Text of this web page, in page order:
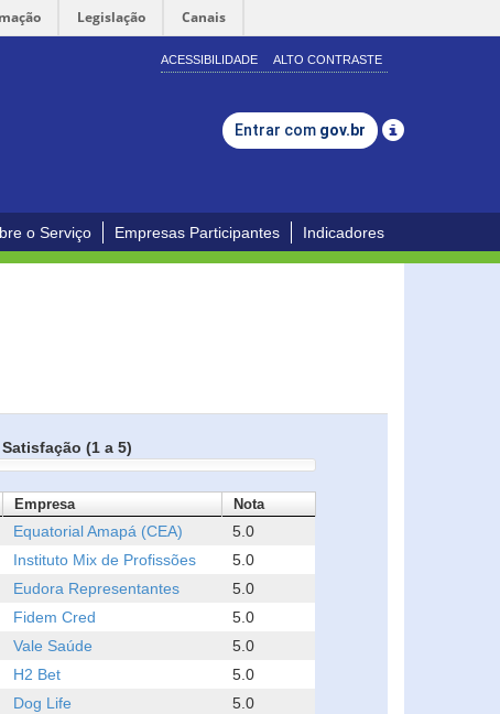
Legislação Canais
ACESSIBILIDADE ALTO CONTRASTE
Entrar com gov.br
o Serviço Empresas Participantes Indicadores
(1 a 5)
Empresa Nota
Equatorial Amapá (CEA)
5.0
Instituto Mix de Profissões
5.0
Eudora Representantes
5.0
Fidem Cred
5.0
Vale Saúde
5.0
H2 Bet
5.0
Dog Life
5.0